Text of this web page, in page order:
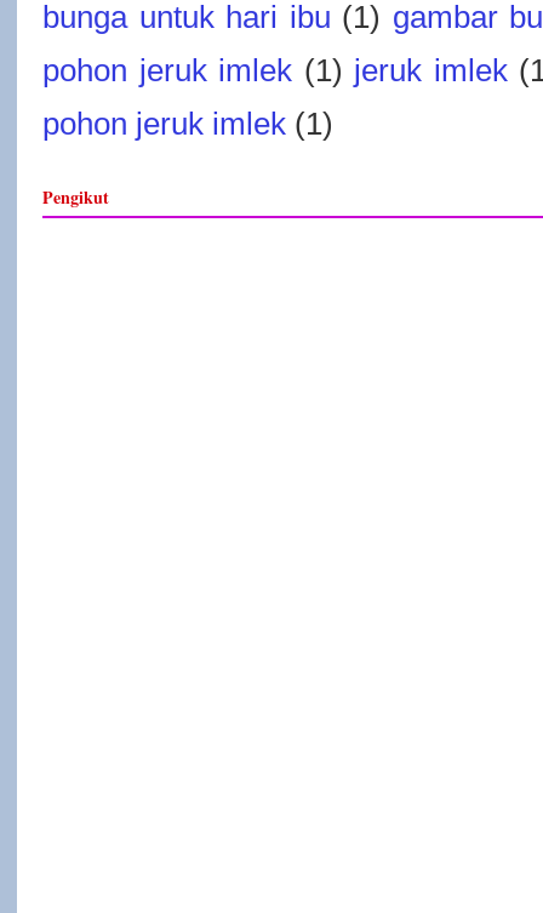
bunga untuk hari ibu (1) gambar
pohon jeruk imlek (1) jeruk imlek
pohon jeruk imlek (1)
Pengikut